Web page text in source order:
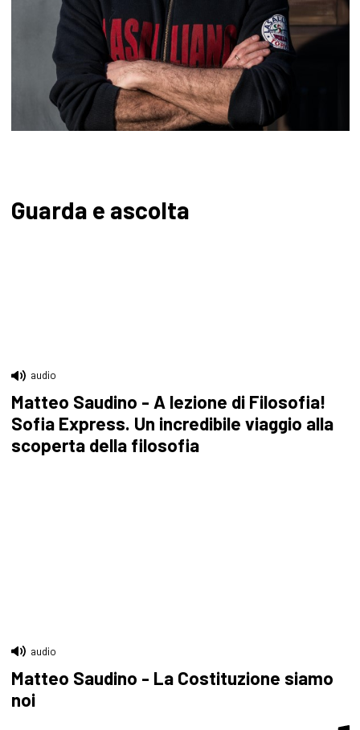
Guarda e ascolta
audio
Matteo Saudino - A lezione di Filosofia!
Sofia Express. Un incredibile viaggio alla
scoperta della filosofia
audio
Matteo Saudino - La Costituzione siamo
noi